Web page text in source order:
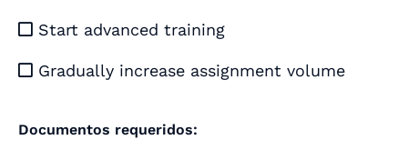
 Start advanced training
 Gradually increase assignment volume
Documentos requeridos: